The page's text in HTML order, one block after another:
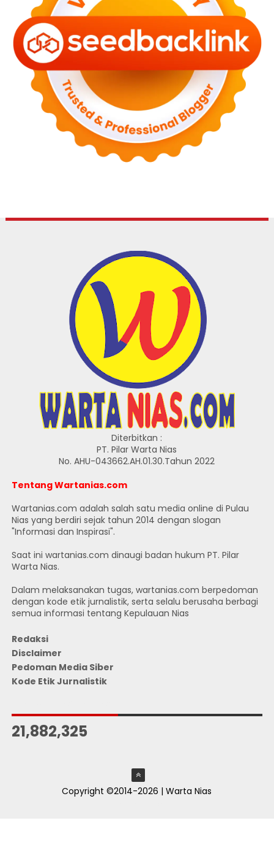
Diterbitkan :
PT. Pilar Warta Nias
No. AHU-043662.AH.01.30.Tahun 2022
Tentang Wartanias.com
Wartanias.com adalah salah satu media online di Pulau
Nias yang berdiri sejak tahun 2014 dengan slogan
"Informasi dan Inspirasi".
Saat ini wartanias.com dinaugi badan hukum PT. Pilar
Warta Nias.
Dalam melaksanakan tugas, wartanias.com berpedoman
dengan kode etik jurnalistik, serta selalu berusaha berbagi
semua informasi tentang Kepulauan Nias
Redaksi
Disclaimer
Pedoman Media Siber
Kode Etik Jurnalistik
21,882,325
Copyright ©2014-2026 | Warta Nias